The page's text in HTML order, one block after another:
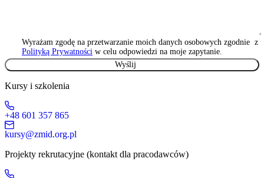
Wyrażam zgodę na przetwarzanie moich danych osobowych zgodnie z
Polityką Prywatności w celu odpowiedzi na moje zapytanie.
Kursy i szkolenia
+48 601 357 865
kursy@zmid.org.pl
Projekty rekrutacyjne (kontakt dla pracodawców)